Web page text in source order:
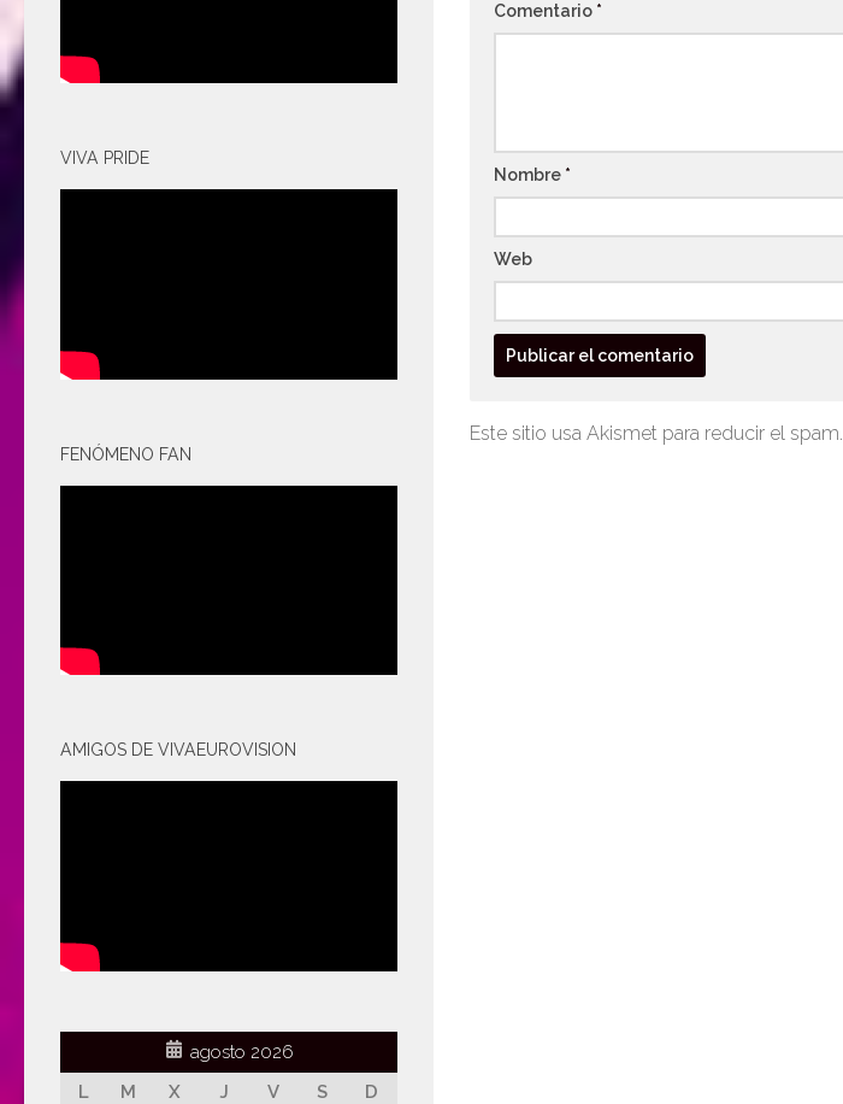
Comentario *
Nombre *
Web
Este sitio usa Akismet para reducir el spam.
VIVA PRIDE
FENÓMENO FAN
AMIGOS DE VIVAEUROVISION
agosto 2026
L
M X J V S
D